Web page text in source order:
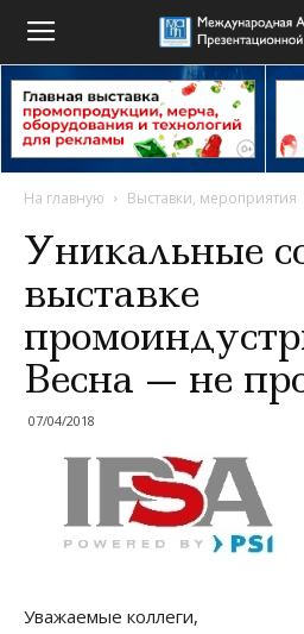
На главную Выставки, мероприятия
Уникальные
выставке
Весна — не
07/04/2018
Уважаемые коллеги,